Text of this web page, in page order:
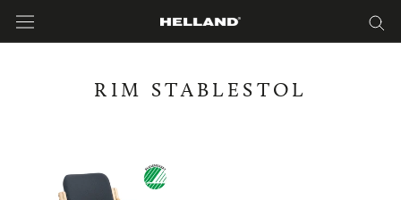
RIM STABLESTOL